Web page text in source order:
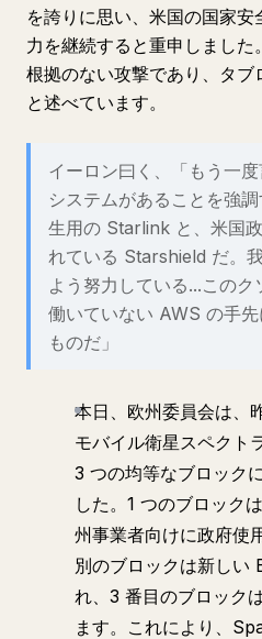
を誇りに思い、米国の国家
力を継続すると重申しまし
根拠のない攻撃であり、タ
と述べています。
イーロン曰く、「もう一
システムがあることを強
生用の Starlink と、米国
れている Starshield だ。
よう努力している...この
働いていない AWS の手
ものだ」
本日、欧州委員会は、
モバイル衛星スペクト
3 つの均等なブロック
した。1 つのブロック
州事業者向けに政府使
別のブロックは新しい
れ、3 番目のブロック
ます。これにより、